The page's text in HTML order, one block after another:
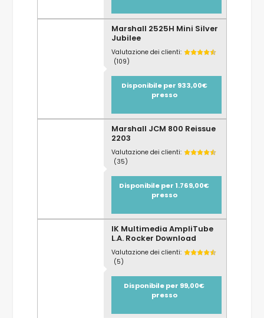
Marshall 2525H Mini Silver
Jubilee
Valutazione dei clienti:
(109)
Disponibile per 933,00€
presso
Marshall JCM 800 Reissue
2203
Valutazione dei clienti:
(35)
Disponibile per 1.769,00€
presso
IK Multimedia AmpliTube
L.A. Rocker Download
Valutazione dei clienti:
(5)
Disponibile per 99,00€
presso